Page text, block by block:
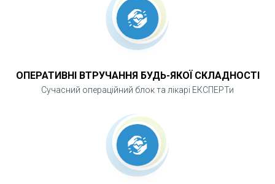
ОПЕРАТИВНІ ВТРУЧАННЯ БУДЬ-ЯКОЇ СКЛАДНОСТІ
Сучасний операційний блок та лікарі ЕКСПЕРТи